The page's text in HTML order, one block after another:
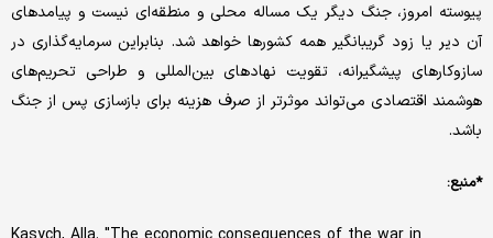
پیوسته امروز، جنگ دیگر یک مساله محلی و منطقه‌ای نیست و پیامدهای
آن دیر یا زود گریبانگیر همه کشورها خواهد شد. بنابراین سرمایه‌گذاری در
سازوکارهای پیشگیرانه، تقویت نهادهای بین‌المللی و طراحی تحریم‌های
هوشمند اقتصادی می‌تواند موثرتر از صرف هزینه‌ برای بازسازی پس از جنگ
باشد.
*منبع: